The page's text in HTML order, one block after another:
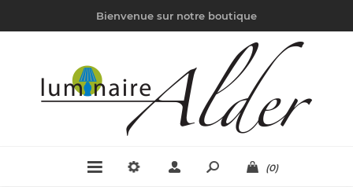
Bienvenue sur notre boutique
(0)